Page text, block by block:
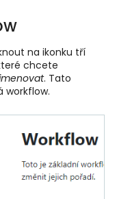
na ikonku tří
chcete
. Tato
workflow.